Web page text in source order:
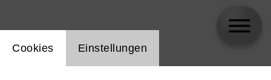
Einstellung Website Cookie
Cookies Einstellungen